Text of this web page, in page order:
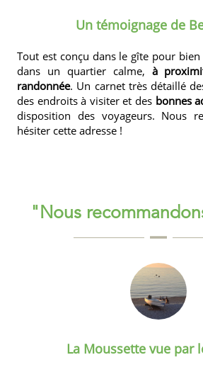
Un témoignage de
Tout est conçu dans le gîte pour bien
dans un quartier calme, à
randonnée. Un carnet très détaillé
des endroits à visiter et des bonnes
disposition des voyageurs. Nous
hésiter cette adresse !
"Nous
La Moussette vue par